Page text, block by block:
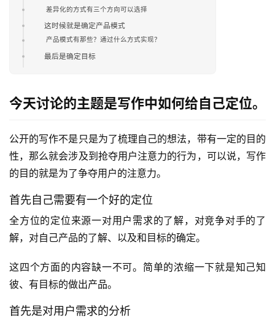
差异化的方式有三个方向可以选择
这时候就是确定产品模式
产品模式有那些？通过什么方式实现？
最后是确定目标
今天讨论的主题是写作中如何给自己定位。
公开的写作不是只是为了梳理自己的想法，带有一定的目的
性，那么就会涉及到抢夺用户注意力的行为，可以说，写作
的目的就是为了争夺用户的注意力。
首先自己需要有一个好的定位
全方位的定位来源一对用户需求的了解，对竞争对手的了
解，对自己产品的了解、以及和目标的确定。
这四个方面的内容缺一不可。简单的浓缩一下就是知己知
彼、有目标的做出产品。
首先是对用户需求的分析